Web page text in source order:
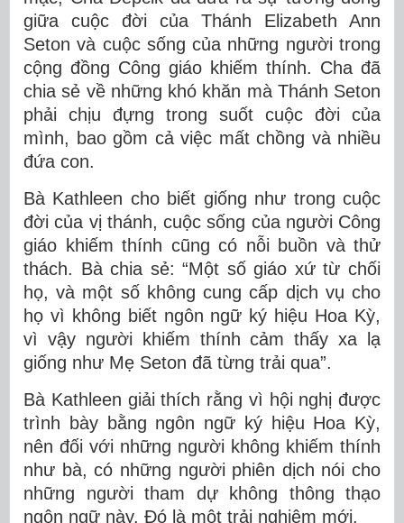
giữa cuộc đời của Thánh Elizabeth Ann
Seton và cuộc sống của những người trong
cộng đồng Công giáo khiếm thính. Cha đã
chia sẻ về những khó khăn mà Thánh Seton
phải chịu đựng trong suốt cuộc đời của
mình, bao gồm cả việc mất chồng và nhiều
đứa con.
Bà Kathleen cho biết giống như trong cuộc
đời của vị thánh, cuộc sống của người Công
giáo khiếm thính cũng có nỗi buồn và thử
thách. Bà chia sẻ: “Một số giáo xứ từ chối
họ, và một số không cung cấp dịch vụ cho
họ vì không biết ngôn ngữ ký hiệu Hoa Kỳ,
vì vậy người khiếm thính cảm thấy xa lạ
giống như Mẹ Seton đã từng trải qua”.
Bà Kathleen giải thích rằng vì hội nghị được
trình bày bằng ngôn ngữ ký hiệu Hoa Kỳ,
nên đối với những người không khiếm thính
như bà, có những người phiên dịch nói cho
những người tham dự không thông thạo
ngôn ngữ này. Đó là một trải nghiệm mới.